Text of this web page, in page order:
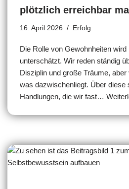
plötzlich erreichbar
16. April 2026 Erfolg
Die Rolle von Gewohnheiten
unterschätzt. Wir reden ständig
Disziplin und große Träume,
was dazwischenliegt. Über diese
Handlungen, die wir fast…